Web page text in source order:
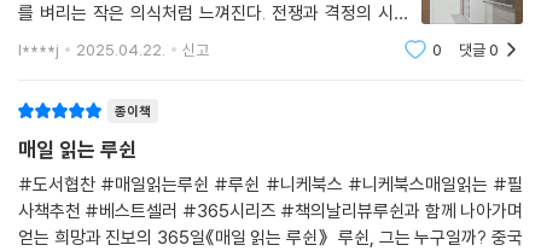
를 벼리는 작은 의식처럼 느껴진다. 전쟁과 격정의 시대
속에서 고통스런 일상을 견디며 건져올린 문장들을 그냥
편하게 읽어내려 갈 수가 없다. 평범해 보이는 글이라도
l****j 2025.04.22. 신고 0 댓글0
종이책
매일 읽는 루쉰
#도서협찬 #매일읽는루쉰 #루쉰 #니케북스 #니케북스매일읽는 #필
사책추천 #베스트셀러 #365시리즈 #책의날리뷰루쉰과 함께 나아가며
얻는 희망과 진보의 365일《매일 읽는 루쉰》 루쉰, 그는 누구일까? 중국